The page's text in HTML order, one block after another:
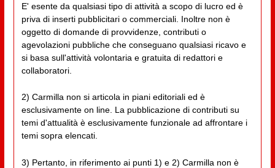
E' esente da qualsiasi tipo di attività a scopo di lucro ed è
priva di inserti pubblicitari o commerciali. Inoltre non è
oggetto di domande di provvidenze, contributi o
agevolazioni pubbliche che conseguano qualsiasi ricavo e
si basa sull'attività volontaria e gratuita di redattori e
collaboratori.
2) Carmilla non si articola in piani editoriali ed è
esclusivamente on line. La pubblicazione di contributi su
temi d'attualità è esclusivamente funzionale ad affrontare i
temi sopra elencati.
3) Pertanto, in riferimento ai punti 1) e 2) Carmilla non è